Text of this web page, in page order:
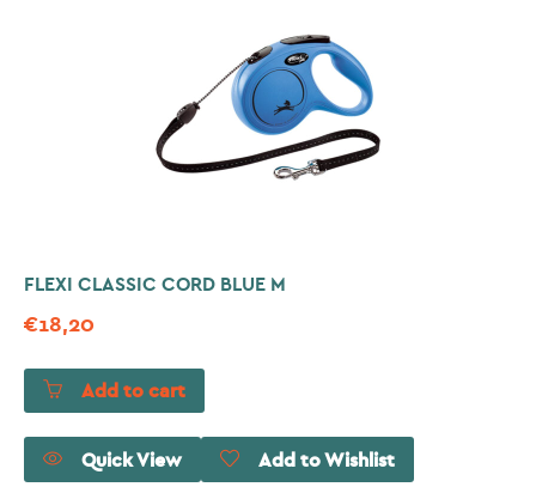
FLEXI CLASSIC CORD BLUE M
€18,20
Add to cart
Quick View Add to Wishlist